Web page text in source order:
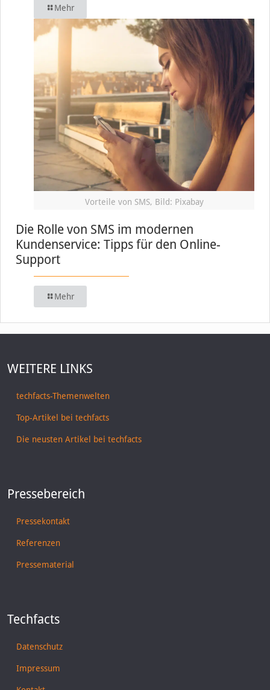
Mehr
Vorteile von SMS, Bild: Pixabay
Die Rolle von SMS im modernen
Kundenservice: Tipps für den Online-
Support
Mehr
WEITERE LINKS
techfacts-Themenwelten
Top-Artikel bei techfacts
Die neusten Artikel bei techfacts
Pressebereich
Pressekontakt
Referenzen
Pressematerial
Techfacts
Datenschutz
Impressum